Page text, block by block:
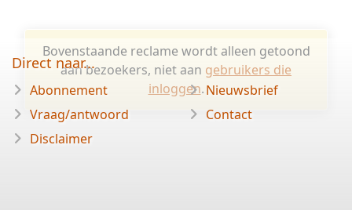
Bovenstaande reclame wordt alleen getoond
aan bezoekers, niet aan gebruikers die
inloggen.
Direct naar...
Abonnement
Vraag/antwoord
Disclaimer
Nieuwsbrief
Contact